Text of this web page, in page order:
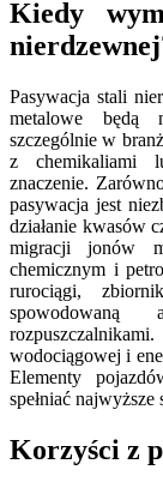
Kiedy
Pasywacja stali
metalowe będą
szczególnie w
z chemikaliami
znaczenie.
pasywacja jest
działanie kwasów
migracji jonów
chemicznym i
rurociągi,
spowodowaną
wodociągowej i
Elementy
spełniać najwyższe
Korzyści z